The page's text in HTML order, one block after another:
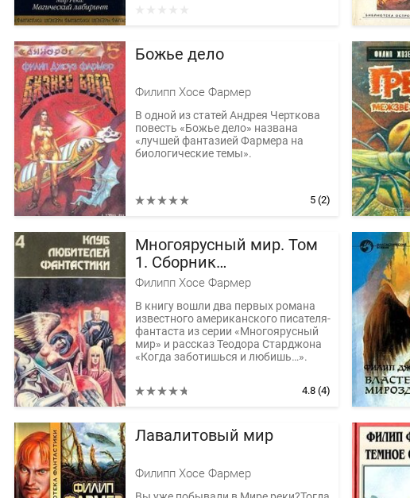
Божье дело
Филипп Хосе Фармер
В одной из статей Андрея Черткова
повесть «Божье дело» названа
«лучшей фантазией Фармера на
биологические темы».
5 (2)
Многоярусный мир. Том
1. Сборник
фантастических
произведений
Филипп Хосе Фармер
В книгу вошли два первых романа
известного американского писателя-
фантаста из серии «Многоярусный
мир» и рассказ Теодора Старджона
«Когда заботишься и любишь…».
4.8 (4)
Лавалитовый мир
Филипп Хосе Фармер